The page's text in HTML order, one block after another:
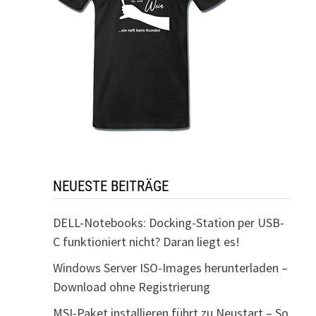
NEUESTE BEITRÄGE
DELL-Notebooks: Docking-Station per USB-
C funktioniert nicht? Daran liegt es!
Windows Server ISO-Images herunterladen –
Download ohne Registrierung